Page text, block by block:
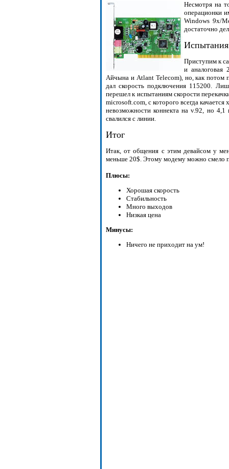
Несмотря на
операционки
Windows 9x/
достаточно
Испытания
Приступим к
и аналоговая
Айчына и Atlant Telecom), но, как потом
дал скорость подключения 115200.
перешел к испытаниям скорости
microsoft.com, с которого всегда
невозможности коннекта на v.92, но
свалился с линии.
Итог
Итак, от общения с этим девайсом у
меньше 20$. Этому модему можно смело
Плюсы:
Хорошая скорость
Стабильность
Много выходов
Низкая цена
Минусы:
Ничего не приходит на ум!